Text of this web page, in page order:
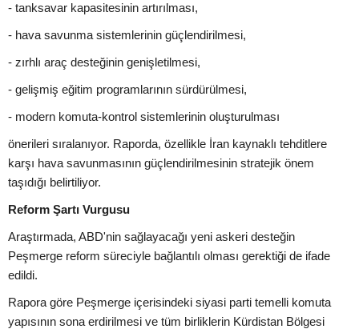
- tanksavar kapasitesinin artırılması,
- hava savunma sistemlerinin güçlendirilmesi,
- zırhlı araç desteğinin genişletilmesi,
- gelişmiş eğitim programlarının sürdürülmesi,
- modern komuta-kontrol sistemlerinin oluşturulması
önerileri sıralanıyor. Raporda, özellikle İran kaynaklı tehditlere
karşı hava savunmasının güçlendirilmesinin stratejik önem
taşıdığı belirtiliyor.
Reform Şartı Vurgusu
Araştırmada, ABD'nin sağlayacağı yeni askeri desteğin
Peşmerge reform süreciyle bağlantılı olması gerektiği de ifade
edildi.
Rapora göre Peşmerge içerisindeki siyasi parti temelli komuta
yapısının sona erdirilmesi ve tüm birliklerin Kürdistan Bölgesi